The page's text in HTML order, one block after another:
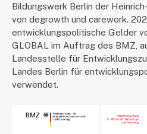
Bildungswerk Berlin der
von degrowth und carework.
entwicklungspolitische Gelder
GLOBAL im Auftrag des BMZ,
Landesstelle für
Landes Berlin für
verwendet.